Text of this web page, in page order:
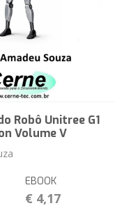
Robô Unitree G1
Volume V
EBOOK
€ 4,17